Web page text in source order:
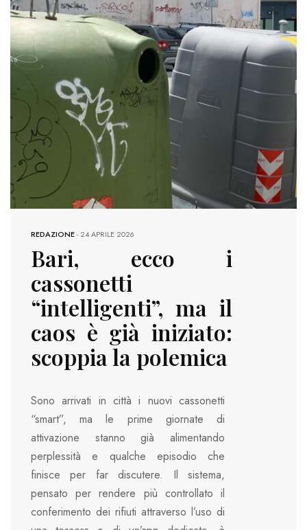
REDAZIONE-24 APRILE 2026
Bari, ecco i
cassonetti
“intelligenti”, ma il
caos è già iniziato:
scoppia la polemica
Sono arrivati in città i nuovi cassonetti
“smart”, ma le prime giornate di
attivazione stanno già alimentando
perplessità e qualche episodio che
finisce per far discutere. Il sistema,
pensato per rendere più controllato il
conferimento dei rifiuti attraverso l’uso di